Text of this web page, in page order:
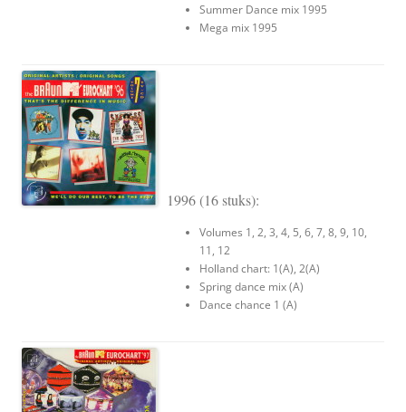
Summer Dance mix 1995
Mega mix 1995
1996 (16 stuks):
Volumes 1, 2, 3, 4, 5, 6, 7, 8, 9, 10,
11, 12
Holland chart: 1(A), 2(A)
Spring dance mix (A)
Dance chance 1 (A)